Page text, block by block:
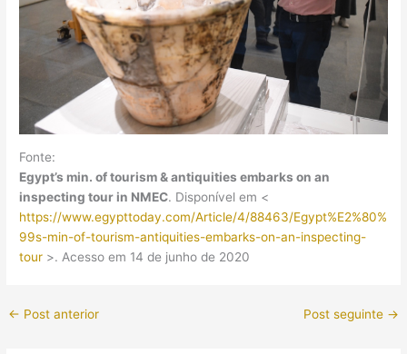
Fonte:
Egypt’s min. of tourism & antiquities embarks on an
inspecting tour in NMEC. Disponível em <
https://www.egypttoday.com/Article/4/88463/Egypt%E2%80%
99s-min-of-tourism-antiquities-embarks-on-an-inspecting-
tour >. Acesso em 14 de junho de 2020
← Post anterior Post seguinte →